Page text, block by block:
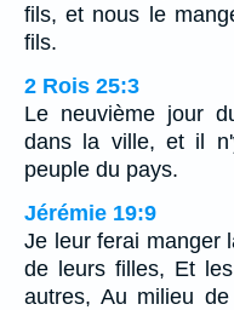
fils, et nous le
fils.
2 Rois 25:3
Le neuvième jour
dans la ville, et il
peuple du pays.
Jérémie 19:9
Je leur ferai manger
de leurs filles, Et
autres, Au milieu